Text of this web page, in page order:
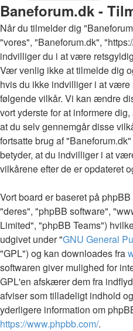
Baneforum.dk -
Når du tilmelder dig
"vores", "Baneforum.dk",
indvilliger du i at være
Vær venlig ikke at tilmelde dig
hvis du ikke indvilliger i at
følgende vilkår. Vi kan ændre
vort yderste for at informere
at du selv gennemgår disse
fortsatte brug af
betyder, at du indvilliger i at
vilkårene efter de er opdateret
Vort board er baseret på
"deres", "phpBB software",
Limited", "phpBB Teams")
udgivet under "GNU General
"GPL") og kan downloades fra
softwaren giver mulighed for
GPL'en afskærer dem fra
afviser som tilladeligt indhold
yderligere information om
https://www.phpbb.com/.